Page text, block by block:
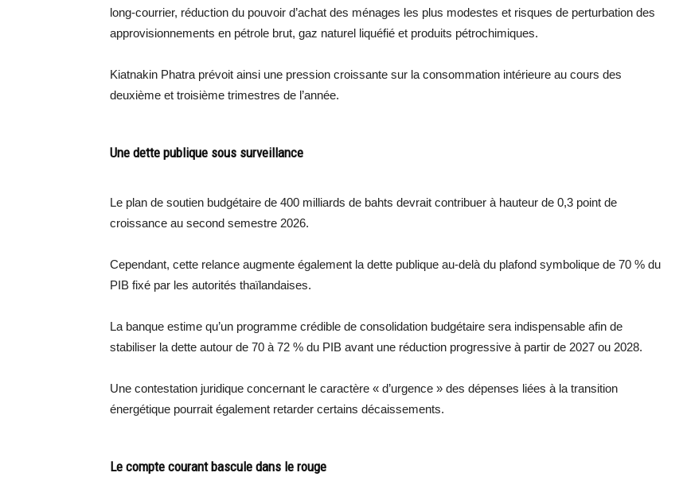
long-courrier, réduction du pouvoir d’achat des ménages les plus modestes et risques de perturbation des
approvisionnements en pétrole brut, gaz naturel liquéfié et produits pétrochimiques.
Kiatnakin Phatra prévoit ainsi une pression croissante sur la consommation intérieure au cours des
deuxième et troisième trimestres de l’année.
Une dette publique sous surveillance
Le plan de soutien budgétaire de 400 milliards de bahts devrait contribuer à hauteur de 0,3 point de
croissance au second semestre 2026.
Cependant, cette relance augmente également la dette publique au-delà du plafond symbolique de 70 % du
PIB fixé par les autorités thaïlandaises.
La banque estime qu’un programme crédible de consolidation budgétaire sera indispensable afin de
stabiliser la dette autour de 70 à 72 % du PIB avant une réduction progressive à partir de 2027 ou 2028.
Une contestation juridique concernant le caractère « d’urgence » des dépenses liées à la transition
énergétique pourrait également retarder certains décaissements.
Le compte courant bascule dans le rouge